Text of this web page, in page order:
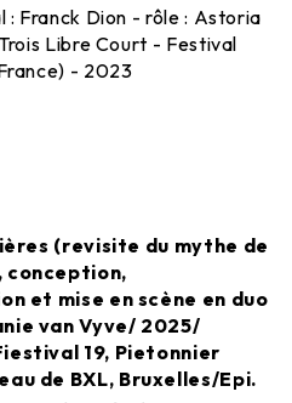
: Franck Dion - rôle : Astoria
Libre Court - Festival
- 2023
(revisite du mythe de
conception,
et mise en scène en duo
van Vyve/ 2025/
19, Pietonnier
de BXL, Bruxelles/Epi.